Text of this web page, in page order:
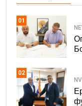
01
02